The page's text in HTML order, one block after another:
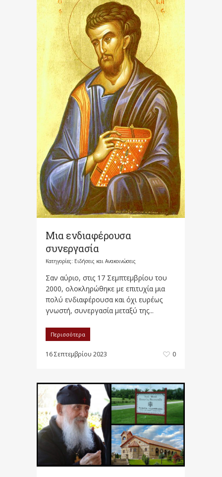
Μια ενδιαφέρουσα
συνεργασία
Κατηγορίες: Ειδήσεις και Ανακοινώσεις
Σαν αύριο, στις 17 Σεμπτεμβρίου του
2000, ολοκληρώθηκε με επιτυχία μια
πολύ ενδιαφέρουσα και όχι ευρέως
γνωστή, συνεργασία μεταξύ της...
Περισσότερα
16 Σεπτεμβρίου 2023 0